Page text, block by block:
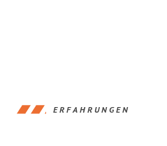
ERFAHRUNGEN